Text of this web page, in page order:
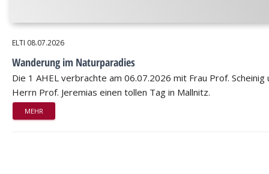
ELTI 08.07.2026
Wanderung im Naturparadies
Die 1 AHEL verbrachte am 06.07.2026 mit Frau Prof. Scheinig
Herrn Prof. Jeremias einen tollen Tag in Mallnitz.
MEHR